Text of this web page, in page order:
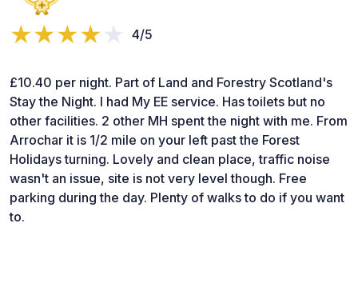
4/5
£10.40 per night. Part of Land and Forestry Scotland's
Stay the Night. I had My EE service. Has toilets but no
other facilities. 2 other MH spent the night with me. From
Arrochar it is 1/2 mile on your left past the Forest
Holidays turning. Lovely and clean place, traffic noise
wasn't an issue, site is not very level though. Free
parking during the day. Plenty of walks to do if you want
to.